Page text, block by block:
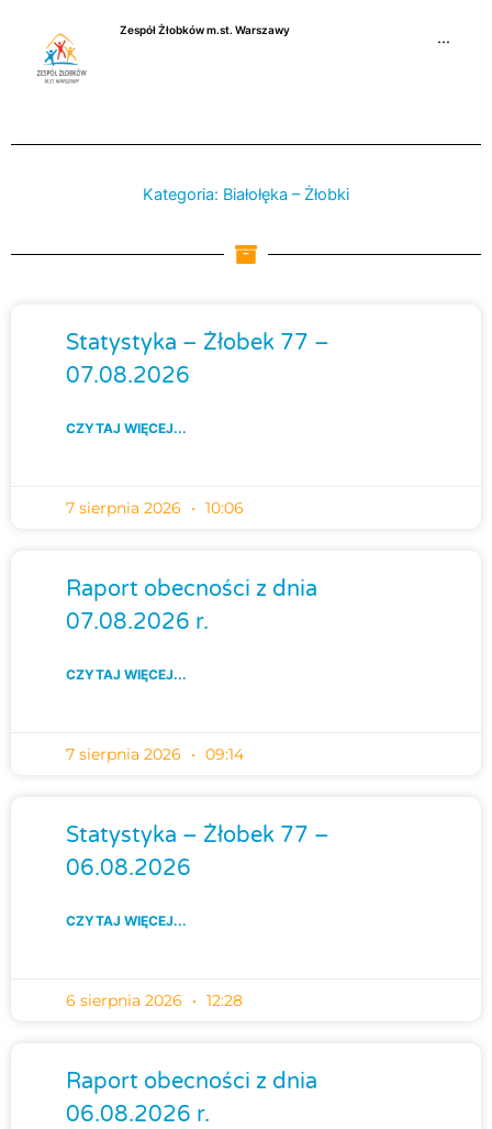
Zespół Żłobków m.st. Warszawy
···
Kategoria: Białołęka – Żłobki
Statystyka – Żłobek 77 –
07.08.2026
CZYTAJ WIĘCEJ...
7 sierpnia 2026 10:06
Raport obecności z dnia
07.08.2026 r.
CZYTAJ WIĘCEJ...
7 sierpnia 2026 09:14
Statystyka – Żłobek 77 –
06.08.2026
CZYTAJ WIĘCEJ...
6 sierpnia 2026 12:28
Raport obecności z dnia
06.08.2026 r.